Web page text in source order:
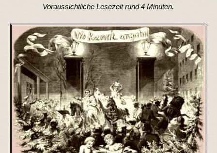
Voraussichtliche Lesezeit rund 4 Minuten.